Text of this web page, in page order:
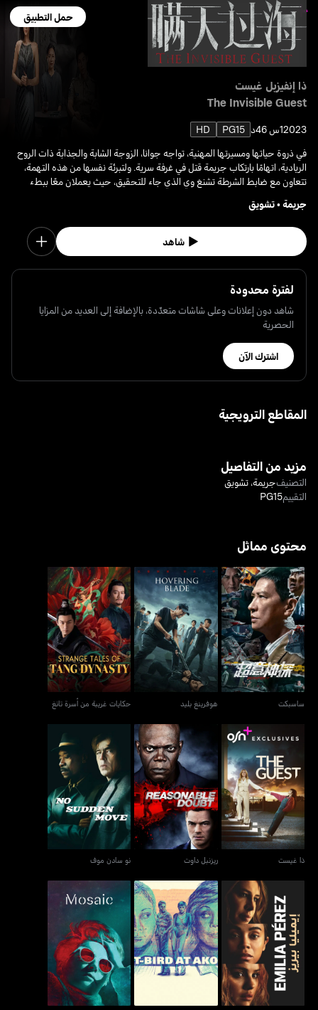
حمل التطبيق
ذا إنفيزبل غيست
The Invisible Guest
20231س 46د PG15
HD
في ذروة حياتها ومسيرتها المهنية، تواجه جوانا، الزوجة الشابة والجذابة ذات الروح
الريادية، اتهامًا بارتكاب جريمة قتل في غرفة سرية. ولتبرئة نفسها من هذه التهمة،
تتعاون مع ضابط الشرطة تشنغ وي الذي جاء للتحقيق، حيث يعملان معًا ببطء
جريمة•تشويق
شاهد
لفترة محدودة
شاهد دون إعلانات وعلى شاشات متعدّدة، بالإضافة إلى العديد من المزايا
الحصرية
اشترك الآن
المقاطع الترويجية
مزيد من التفاصيل
التصنيفجريمة،تشويق
التقييمPG15
محتوى مماثل
ساسبكت
ساسبكت
هوفرينغ بليد
هوفرينغ بليد
حكايات غريبة من أسرة تانغ
حكايات غريبة من أسرة تانغ
ذا غيست
ذا غيست
ريزنبل داوت
ريزنبل داوت
نو سادن موف
نو سادن موف
إيميليا بيريز تي-بيرد آت أكو موزاييك